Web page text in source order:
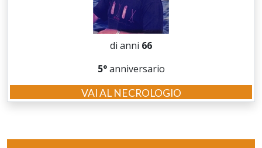
di anni 66
5°anniversario
VAI AL NECROLOGIO